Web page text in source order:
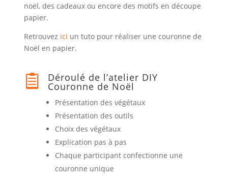
noël, des cadeaux ou encore des motifs en découpe
papier.
Retrouvez ici un tuto pour réaliser une couronne de
Noël en papier.
 Déroulé de l’atelier DIY
Couronne de Noël
Présentation des végétaux
Présentation des outils
Choix des végétaux
Explication pas à pas
Chaque participant confectionne une
couronne unique